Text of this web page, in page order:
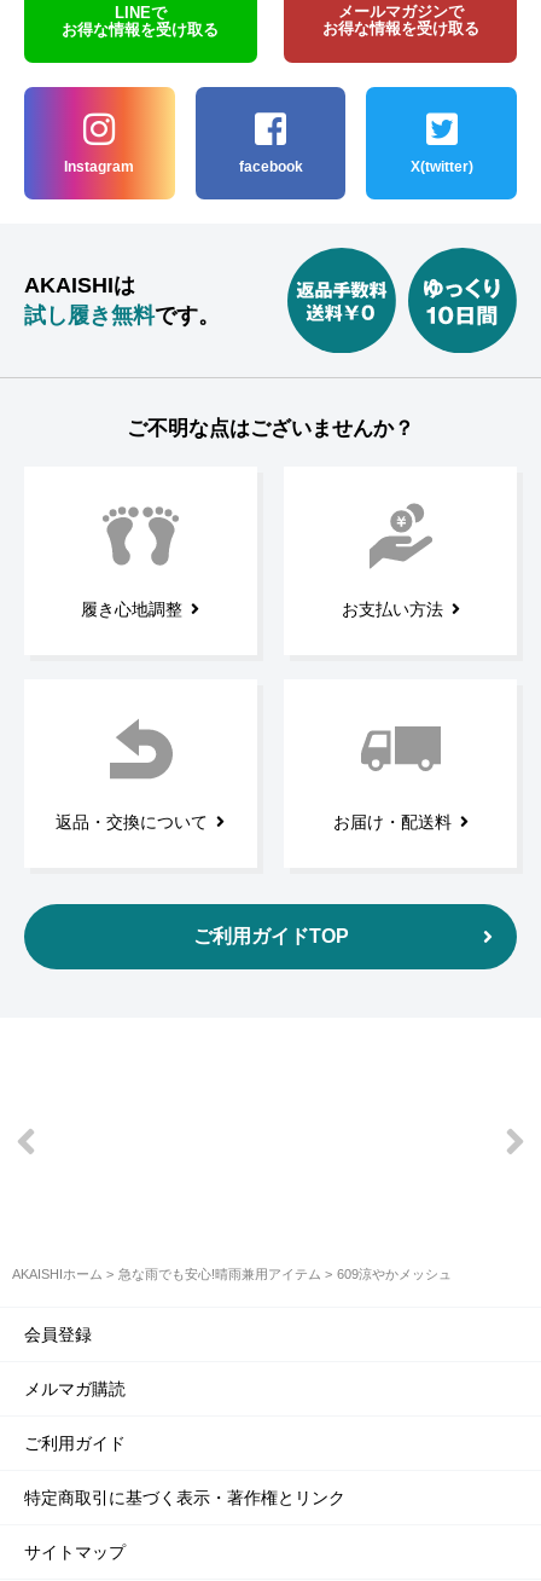
LINEで
お得な情報を受け取る
メールマガジンで
お得な情報を受け取る
Instagram facebook X(twitter)
AKAISHIは
試し履き無料です。
ご不明な点はございませんか？
履き心地調整 お支払い方法
返品・交換について お届け・配送料
ご利用ガイドTOP
AKAISHIホーム 急な雨でも安心!晴雨兼用アイテム 609涼やかメッシュ
会員登録
メルマガ購読
ご利用ガイド
特定商取引に基づく表示・著作権とリンク
サイトマップ